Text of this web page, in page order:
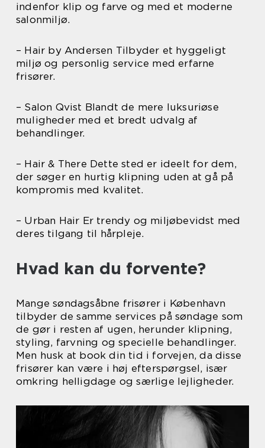
indenfor klip og farve og med et moderne
salonmiljø.
– Hair by Andersen Tilbyder et hyggeligt
miljø og personlig service med erfarne
frisører.
– Salon Qvist Blandt de mere luksuriøse
muligheder med et bredt udvalg af
behandlinger.
– Hair & There Dette sted er ideelt for dem,
der søger en hurtig klipning uden at gå på
kompromis med kvalitet.
– Urban Hair Er trendy og miljøbevidst med
deres tilgang til hårpleje.
Hvad kan du forvente?
Mange søndagsåbne frisører i København
tilbyder de samme services på søndage som
de gør i resten af ugen, herunder klipning,
styling, farvning og specielle behandlinger.
Men husk at book din tid i forvejen, da disse
frisører kan være i høj efterspørgsel, især
omkring helligdage og særlige lejligheder.